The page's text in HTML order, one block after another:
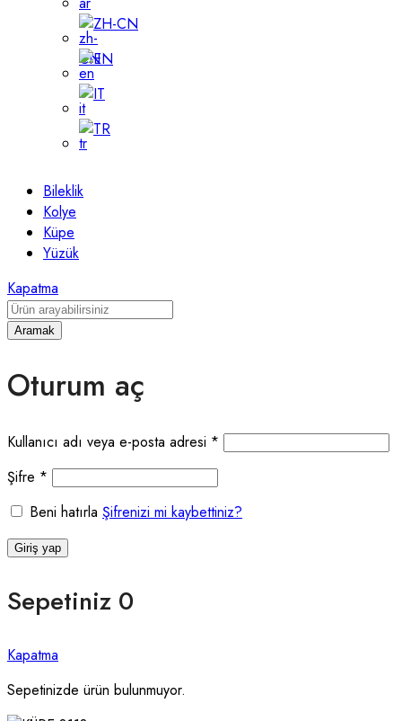
ZH-CN
EN
IT
TR
Bileklik
Kolye
Küpe
Yüzük
Kapatma
Aramak
Oturum aç
Kullanıcı adı veya e-posta adresi * Gerekli
Şifre * Gerekli
Beni hatırla Şifrenizi mi kaybettiniz?
Giriş yap
Sepetiniz 0
Kapatma
Sepetinizde ürün bulunmuyor.